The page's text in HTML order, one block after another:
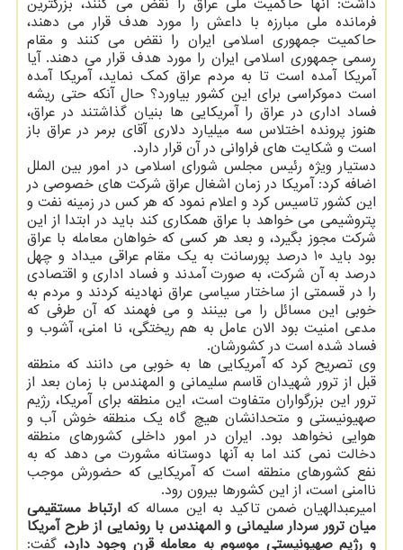
داشت: آنها حاكمیت ملی عراق را نقض می كنند، بزرگترین
فرمانده ملی مبارزه با داعش را مورد هدف قرار می دهند،
حاكمیت جمهوری اسلامی ایران را نقض می كنند و مقام
رسمی جمهوری اسلامی ایران را مورد هدف قرار می دهند. آیا
آمریكا آمده است تا به مردم عراق كمك نماید، آمریكا آمده
است دموكراسی برای این كشور بیاورد؟ حال آنكه حتی ریشه
فساد اداری در عراق را آمریكایی ها بنیان گذاشتند در عراق،
هنوز پرونده اختلاس سه میلیارد دلاری آقای برمر در عراق باز
است و شكایت های فراوانی در آن قرار دارد.
دستیار ویژه رئیس مجلس شورای اسلامی در امور بین الملل
اضافه كرد: آمریكا در زمان اشغال عراق شركت های خصوصی در
این كشور تاسیس كرد و اعلام نمود كه هر كس در زمینه نفت و
پتروشیمی می خواهد با عراق همكاری كند باید در ابتدا از این
شركت مجوز بگیرد، و بعد هر كسی كه خواهان معامله با عراق
بود باید 10 درصد پورسانت به یك مقام عراقی میداد و چهل
درصد به آن شركت، به صورت آمدند و فساد اداری و اقتصادی
را در قسمتی از ساختار سیاسی عراق نهادینه كردند و مردم به
خوبی این مسائل را می بینند و می فهمند كه آن طرفی كه
مدعی امنیت بود الان عامل به هم ریختگی، نا امنی، آشوب و
فساد شده است در كشورشان.
وی تصریح كرد كه آمریكایی ها به خوبی می دانند كه منطقه
قبل از ترور شهیدان قاسم سلیمانی و المهندس با زمان بعد از
ترور این بزرگواران متفاوت است، این منطقه برای آمریكا، رژیم
صهیونیستی و متحدانشان هیچ گاه یك منطقه خوش آب و
هوایی نخواهد بود. ایران در امور داخلی كشورهای منطقه
دخالت نمی كند اما به آنها دوستانه مشورت می دهد كه به
نفع كشورهای منطقه است كه آمریكایی كه حضورش موجب
ناامنی است، از این كشورها بیرون رود.
امیرعبدالهیان ضمن تاكید به این مساله كه ارتباط مستقیمی
میان ترور سردار سلیمانی و المهندس با رونمایی از طرح آمریكا
و رژیم صهیونیستی موسوم به معامله قرن وجود دارد، گفت: